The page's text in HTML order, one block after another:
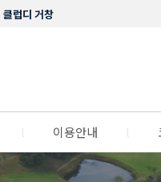
클럽디 거창
이용안내